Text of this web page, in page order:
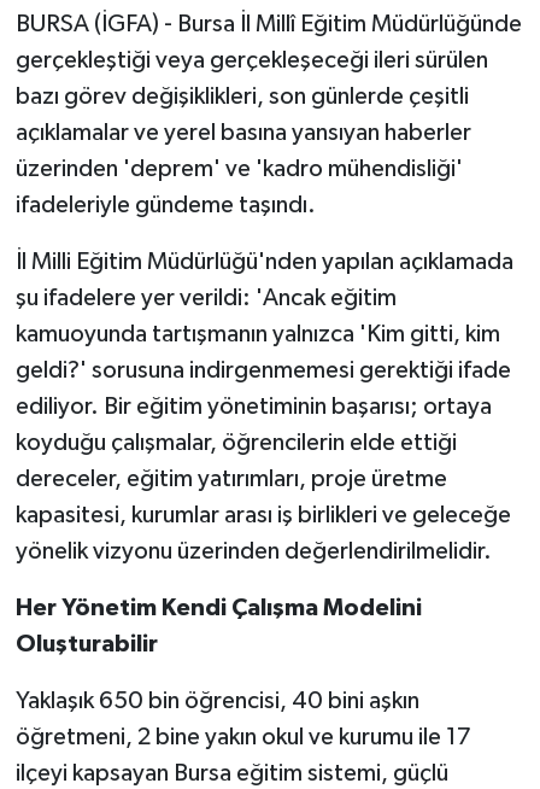
BURSA (İGFA) - Bursa İl Millî Eğitim Müdürlüğünde
gerçekleştiği veya gerçekleşeceği ileri sürülen
bazı görev değişiklikleri, son günlerde çeşitli
açıklamalar ve yerel basına yansıyan haberler
üzerinden 'deprem' ve 'kadro mühendisliği'
ifadeleriyle gündeme taşındı.
İl Milli Eğitim Müdürlüğü'nden yapılan açıklamada
şu ifadelere yer verildi: 'Ancak eğitim
kamuoyunda tartışmanın yalnızca 'Kim gitti, kim
geldi?' sorusuna indirgenmemesi gerektiği ifade
ediliyor. Bir eğitim yönetiminin başarısı; ortaya
koyduğu çalışmalar, öğrencilerin elde ettiği
dereceler, eğitim yatırımları, proje üretme
kapasitesi, kurumlar arası iş birlikleri ve geleceğe
yönelik vizyonu üzerinden değerlendirilmelidir.
Her Yönetim Kendi Çalışma Modelini
Oluşturabilir
Yaklaşık 650 bin öğrencisi, 40 bini aşkın
öğretmeni, 2 bine yakın okul ve kurumu ile 17
ilçeyi kapsayan Bursa eğitim sistemi, güçlü